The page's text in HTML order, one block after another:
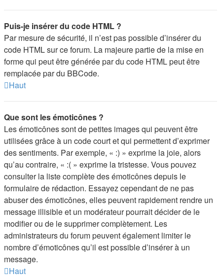
Puis-je insérer du code HTML ?
Par mesure de sécurité, il n’est pas possible d’insérer du
code HTML sur ce forum. La majeure partie de la mise en
forme qui peut être générée par du code HTML peut être
remplacée par du BBCode.
Haut
Que sont les émoticônes ?
Les émoticônes sont de petites images qui peuvent être
utilisées grâce à un code court et qui permettent d’exprimer
des sentiments. Par exemple, « :) » exprime la joie, alors
qu’au contraire, « :( » exprime la tristesse. Vous pouvez
consulter la liste complète des émoticônes depuis le
formulaire de rédaction. Essayez cependant de ne pas
abuser des émoticônes, elles peuvent rapidement rendre un
message illisible et un modérateur pourrait décider de le
modifier ou de le supprimer complètement. Les
administrateurs du forum peuvent également limiter le
nombre d’émoticônes qu’il est possible d’insérer à un
message.
Haut